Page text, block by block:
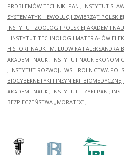
PROBLEMÓW TECHNIKI PAN ; INSTYTUT
SYSTEMATYKI I EWOLUCJI ZWIERZĄT
INSTYTUT ZOOLOGII POLSKIEJ AKADEMII
- INSTYTUT TECHNOLOGII MATERIAŁÓW
HISTORII NAUKI IM. LUDWIKA I ALEKSANDRA
AKADEMII NAUK ; INSTYTUT NAUK
; INSTYTUT ROZWOJU WSI I ROLNICTWA
BIOCYBERNETYKI I INŻYNIERII
AKADEMII NAUK ; INSTYTUT FIZYKI PAN ;
BEZPIECZEŃSTWA „MORATEX” ;